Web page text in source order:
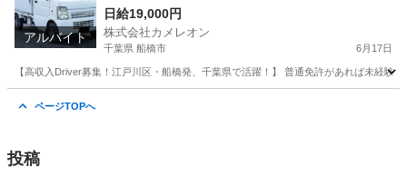
アルバイト
日給19,000円
株式会社カメレオン
千葉県 船橋市 6月17日
【高収入Driver募集！江戸川区・船橋発、千葉県で活躍！】 普通免許があれば未経
ページTOPへ
投稿